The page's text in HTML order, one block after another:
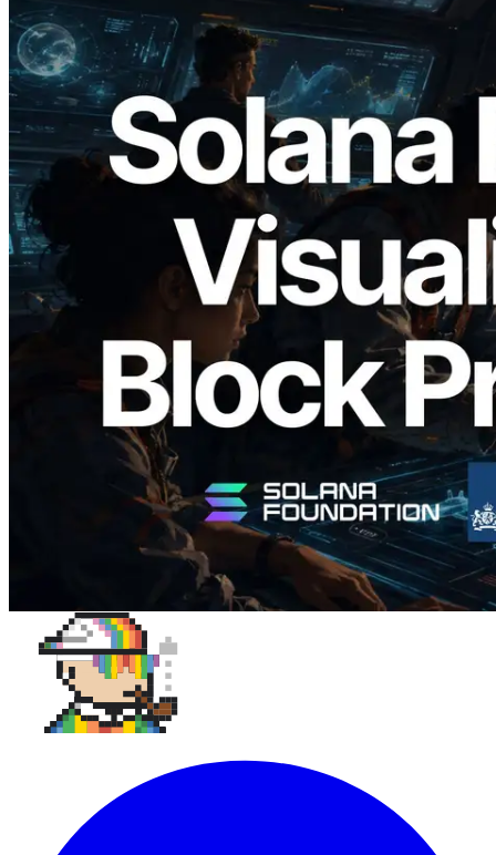
2026.05.24
Validators Solutions запускает Solana
Block Analyzer — визуализация
времени генерации блоков и
назначенных валидаторов на уровне
слотов
Читать статью